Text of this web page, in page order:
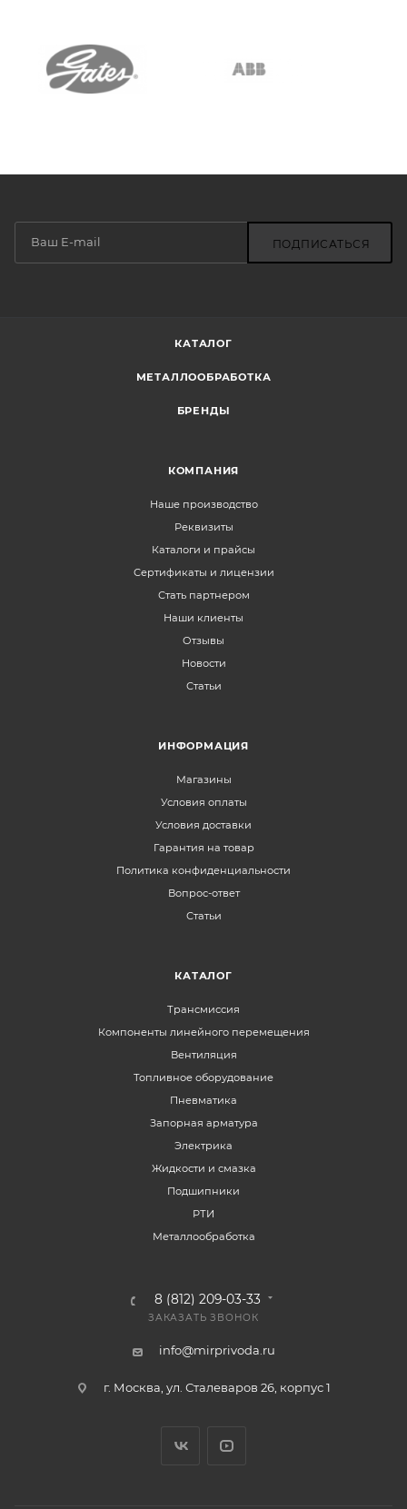
ПОДПИСАТЬСЯ
КАТАЛОГ
МЕТАЛЛООБРАБОТКА
БРЕНДЫ
КОМПАНИЯ
Наше производство
Реквизиты
Каталоги и прайсы
Сертификаты и лицензии
Стать партнером
Наши клиенты
Отзывы
Новости
Статьи
ИНФОРМАЦИЯ
Магазины
Условия оплаты
Условия доставки
Гарантия на товар
Политика конфиденциальности
Вопрос-ответ
Статьи
КАТАЛОГ
Трансмиссия
Компоненты линейного перемещения
Вентиляция
Топливное оборудование
Пневматика
Запорная арматура
Электрика
Жидкости и смазка
Подшипники
РТИ
Металлообработка
8 (812) 209-03-33
ЗАКАЗАТЬ ЗВОНОК
info@mirprivoda.ru
г. Москва, ул. Сталеваров 26, корпус 1